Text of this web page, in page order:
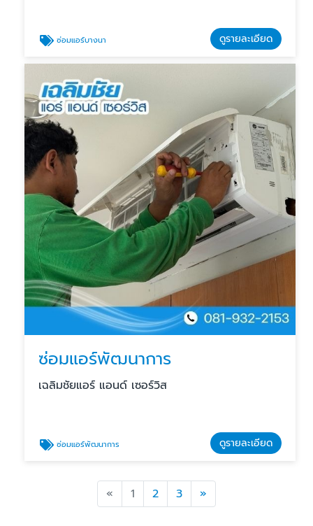
ซ่อมแอร์บางนา ดูรายละเอียด
ซ่อมแอร์พัฒนาการ
เฉลิมชัยแอร์ แอนด์ เซอร์วิส
ซ่อมแอร์พัฒนาการ ดูรายละเอียด
« Previous
1 2 3 »